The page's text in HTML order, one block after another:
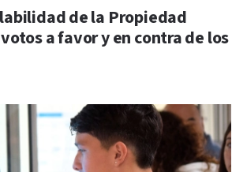
de la Propiedad
a favor y en contra de los